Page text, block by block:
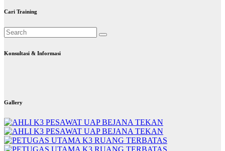
Cari Training
Konsultasi & Informasi
Gallery